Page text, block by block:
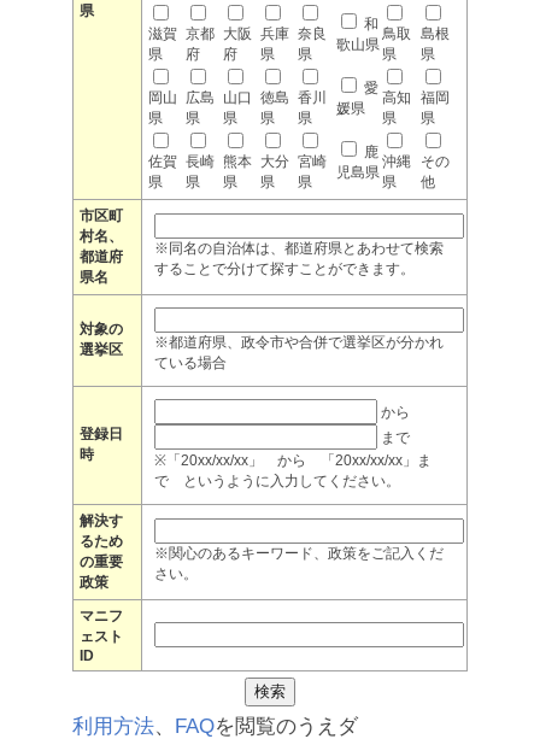
県
滋賀
県
京都
府
大阪
府
兵庫
県
奈良
県
和
歌山県
鳥取
県
島根
県
岡山
県
広島
県
山口
県
徳島
県
香川
県
愛
媛県
高知
県
福岡
県
佐賀
県
長崎
県
熊本
県
大分
県
宮崎
県
鹿
児島県
沖縄
県
その
他
市区町
村名、
都道府
県名
※同名の自治体は、都道府県とあわせて検索
することで分けて探すことができます。
対象の
選挙区
※都道府県、政令市や合併で選挙区が分かれ
ている場合
登録日
時
から
まで
※「20xx/xx/xx」 から 「20xx/xx/xx」ま
で というように入力してください。
解決す
るため
の重要
政策
※関心のあるキーワード、政策をご記入くだ
さい。
マニフ
ェスト
ID
利用方法、 FAQを閲覧のうえダ